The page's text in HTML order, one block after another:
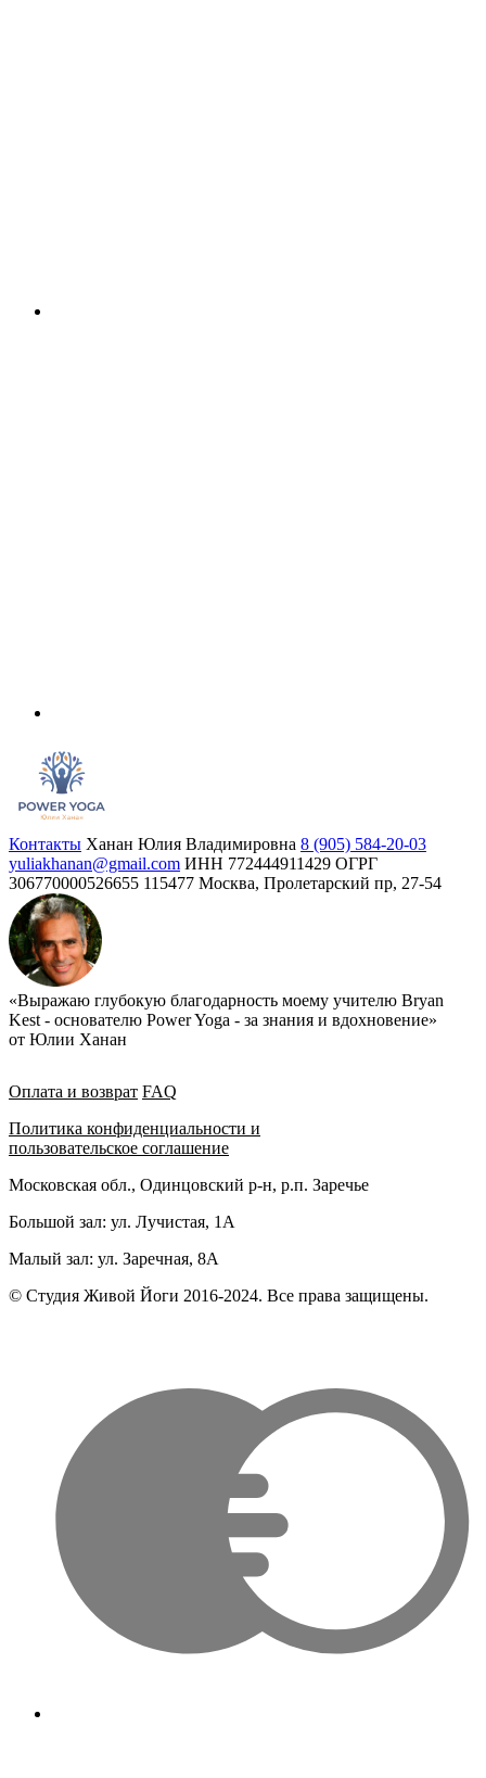
Контакты Ханан Юлия Владимировна 8 (905) 584-20-03
yuliakhanan@gmail.com ИНН 772444911429 ОГРГ
306770000526655 115477 Москва, Пролетарский пр, 27-54
«Выражаю глубокую благодарность моему учителю Bryan
Kest - основателю Power Yoga - за знания и вдохновение»
от Юлии Ханан
Оплата и возврат FAQ
Политика конфиденциальности и
пользовательское соглашение
Московская обл., Одинцовский р-н, р.п. Заречье
Большой зал: ул. Лучистая, 1А
Малый зал: ул. Заречная, 8А
© Студия Живой Йоги 2016-2024. Все права защищены.